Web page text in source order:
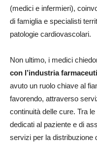
(medici e infermieri),
di famiglia e specialisti
patologie cardiovascolari.
Non ultimo, i medici
con l’industria
avuto un ruolo chiave al
favorendo, attraverso
continuità delle cure. Tra
dedicati al paziente e di
servizi per la distribuzione